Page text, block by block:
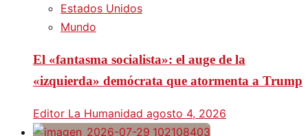
Estados Unidos
Mundo
El «fantasma socialista»: el auge de la
«izquierda» demócrata que atormenta a Trump
Editor La Humanidad agosto 4, 2026